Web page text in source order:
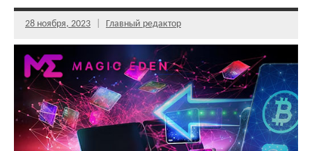
28 ноября, 2023 Главный редактор